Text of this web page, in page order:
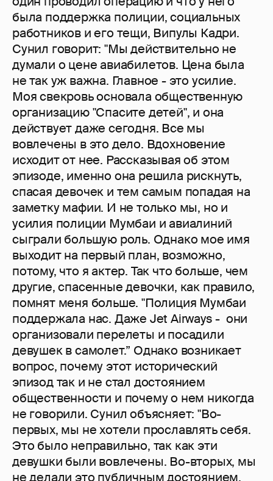
была поддержка полиции, социальных
работников и его тещи, Випулы Кадри.
Сунил говорит: "Мы действительно не
думали о цене авиабилетов. Цена была
не так уж важна. Главное - это усилие.
Моя свекровь основала общественную
организацию "Спасите детей", и она
действует даже сегодня. Все мы
вовлечены в это дело. Вдохновение
исходит от нее. Рассказывая об этом
эпизоде, именно она решила рискнуть,
спасая девочек и тем самым попадая на
заметку мафии. И не только мы, но и
усилия полиции Мумбаи и авиалиний
сыграли большую роль. Однако мое имя
выходит на первый план, возможно,
потому, что я актер. Так что больше, чем
другие, спасенные девочки, как правило,
помнят меня больше. "Полиция Мумбаи
поддержала нас. Даже Jet Airways - они
организовали перелеты и посадили
девушек в самолет.” Однако возникает
вопрос, почему этот исторический
эпизод так и не стал достоянием
общественности и почему о нем никогда
не говорили. Сунил объясняет: "Во-
первых, мы не хотели прославлять себя.
Это было неправильно, так как эти
девушки были вовлечены. Во-вторых, мы
не делали это публичным достоянием.